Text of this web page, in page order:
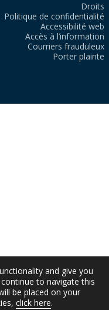
Droits
Politique de confidentialité
Accessibilité web
Accès à l’information
Courriers frauduleux
Porter plainte
and give you
to navigate this
be placed on your
click here.